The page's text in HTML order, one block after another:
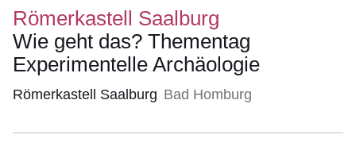
bis
auf
Seite
1
Juni
2026
Bis
21.
Juni
Römerkastell Saalburg
Wie geht das? Thementag
Experimentelle Archäologie
Römerkastell Saalburg Bad Homburg